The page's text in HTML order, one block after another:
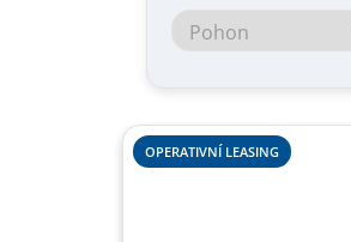
OPERATIVNÍ LEASING